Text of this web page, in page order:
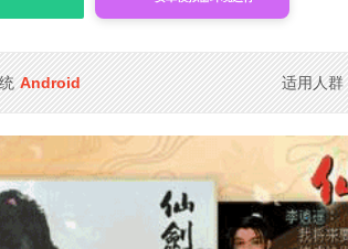
Android 适用人群